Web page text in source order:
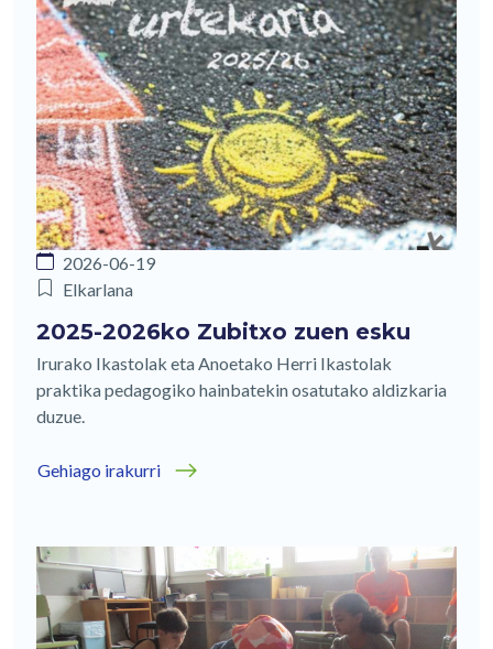
2026-06-19
Elkarlana
2025-2026ko Zubitxo zuen esku
Irurako Ikastolak eta Anoetako Herri Ikastolak
praktika pedagogiko hainbatekin osatutako aldizkaria
duzue.
Gehiago irakurri